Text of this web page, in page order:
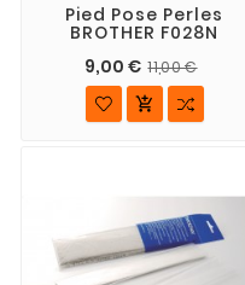
Pied Pose Perles
BROTHER F028N
9,00 € 11,00 €
